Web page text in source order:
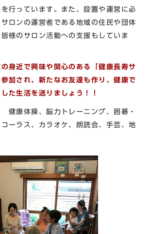
行っています。また、設置や運営に必
ロンの運営者である地域の住民や団体
様のサロン活動への支援もしていま
身近で興味や関心のある「健康長寿サ
加され、新たなお友達も作り、健康で
た生活を送りましょう！！
健康体操、脳力トレーニング、囲碁・
ーラス、カラオケ、朗読会、手芸、地